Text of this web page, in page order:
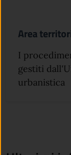
Area
I
gestiti
urbanistica